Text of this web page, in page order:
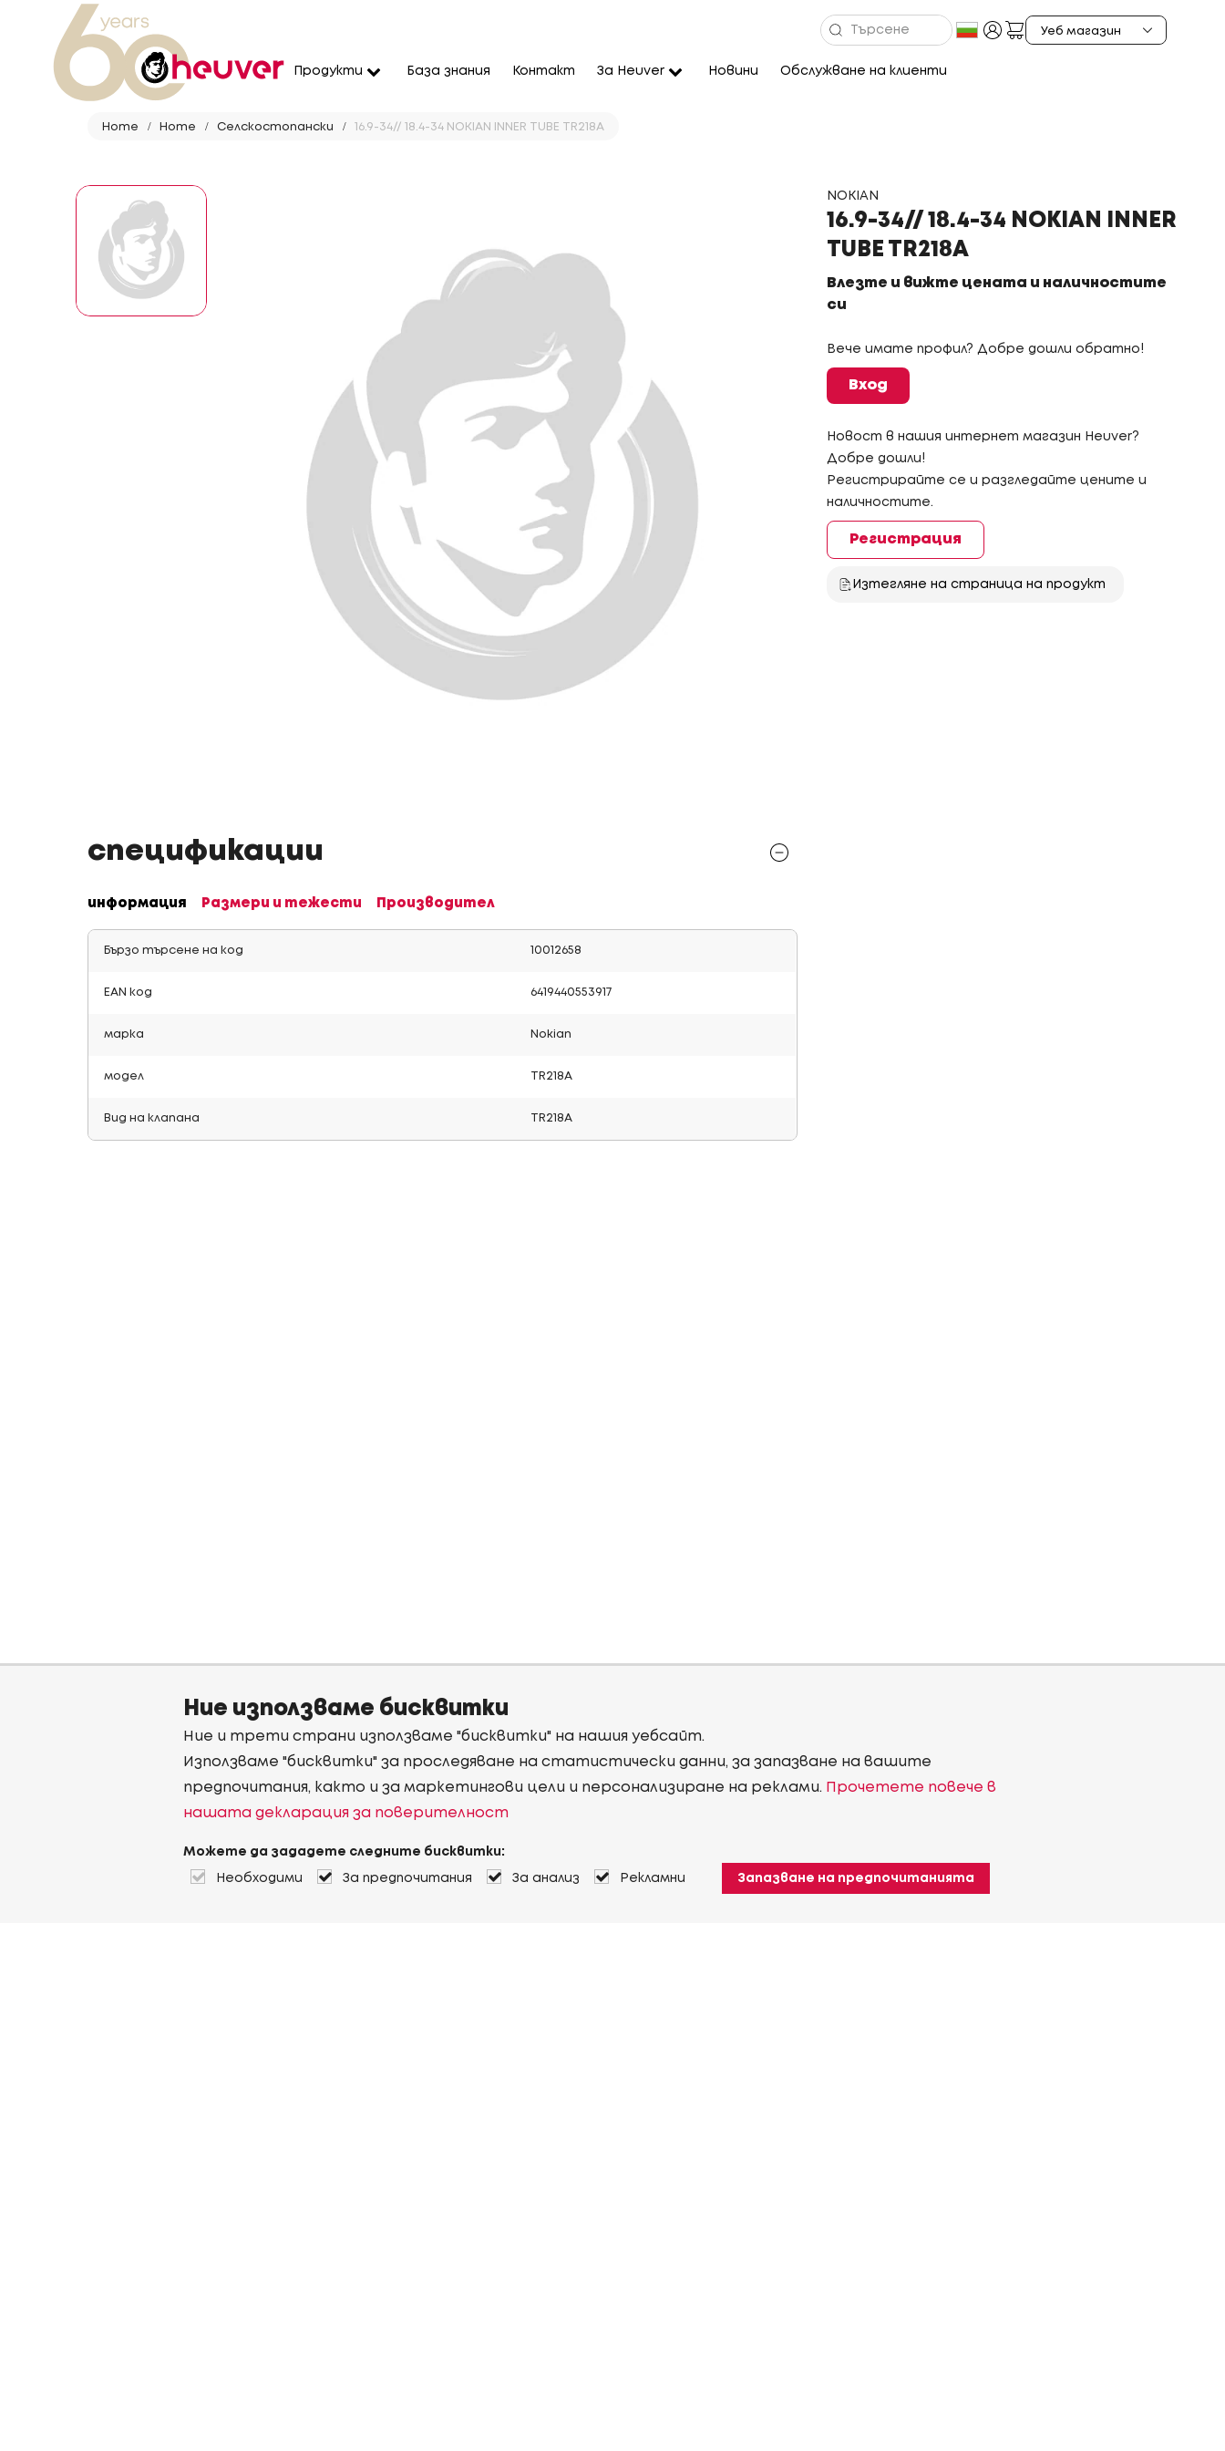
Продукти База знания Контакт За Heuver Новини Обслужване на клиенти
Home Home Селскостопански 16.9-34// 18.4-34 NOKIAN INNER TUBE TR218A
NOKIAN
16.9-34// 18.4-34 NOKIAN INNER
TUBE TR218A
Влезте и вижте цената и наличностите
си
Вече имате профил? Добре дошли обратно!
Вход
Новост в нашия интернет магазин Heuver?
Добре дошли!
Регистрирайте се и разгледайте цените и
наличностите.
Регистрация
Изтегляне на страница на продукт
спецификации
информация Размери и тежести Производител
Бързо търсене на код 10012658
EAN код 6419440553917
марка Nokian
модел TR218A
Вид на клапана TR218A
Ние използваме бисквитки
Ние и трети страни използваме "бисквитки" на нашия уебсайт.
Използваме "бисквитки" за проследяване на статистически данни, за запазване на вашите
предпочитания, както и за маркетингови цели и персонализиране на реклами. Прочетете повече в
нашата декларация за поверителност
Можете да зададете следните бисквитки:
Необходими За предпочитания За анализ Рекламни Запазване на предпочитанията